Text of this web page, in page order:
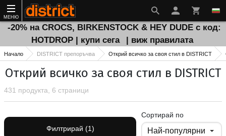
МЕНЮ
-20% на CROCS, BIRKENSTOCK & HEY DUDE с код:
HOTDROP | купи сега
| виж правилата
Начало DISTRICT препоръчва Открий всичко за своя стил в DISTRICT
Открий всичко за своя стил в DISTRICT
431 продукта, 6 страници
Филтрирай (1)
Сортирай по